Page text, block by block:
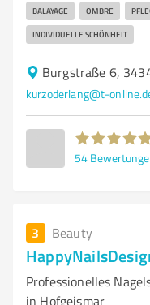
BALAYAGE OMBRE
INDIVIDUELLE SCHÖNHEIT
Burgstraße 6,
kurzoderlang@t-
54
3 Beauty
Professionelles
in Hofgeismar